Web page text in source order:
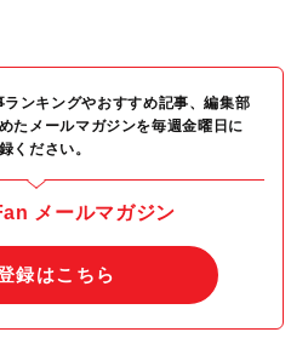
ンキングやおすすめ記事、編集部
たメールマガジンを毎週金曜日に
ください。
メールマガジン
録はこちら